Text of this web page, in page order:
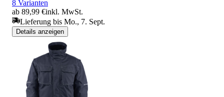
8 Varianten
ab 89,99 €inkl. MwSt.
Lieferung bis Mo., 7. Sept.
Details anzeigen